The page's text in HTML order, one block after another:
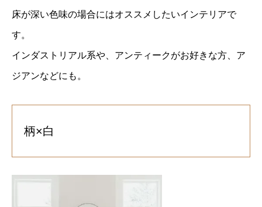
床が深い色味の場合にはオススメしたいインテリアで
す。
インダストリアル系や、アンティークがお好きな方、ア
ジアンなどにも。
柄×白